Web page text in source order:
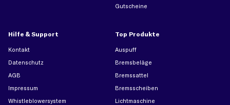
Gutscheine
Hilfe & Support
Kontakt
Datenschutz
AGB
Impressum
Whistleblowersystem
Top Produkte
Auspuff
Bremsbeläge
Bremssattel
Bremsscheiben
Lichtmaschine